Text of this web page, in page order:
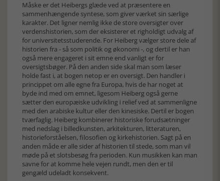
Måske er det Heibergs glæde ved at præsentere en
sammenhængende syntese, som giver værket sin særlige
karakter. Det ligner nemlig ikke de store oversigter over
verdenshistorien, som der eksisterer et righoldigt udvalg af
for universitetsstuderende. For Heiberg vælger store dele af
historien fra - så som politik og økonomi -, og dertil er han
også mere engageret i sit emne end vanligt er for
oversigtsbøger. På den anden side skal man som læser
holde fast i, at bogen netop er en oversigt. Den handler i
princippet om alle egne fra Europa, hvis de har noget at
byde ind med om emnet, ligesom Heiberg også gerne
sætter den europæiske udvikling i relief ved at sammenligne
med den arabiske kultur eller den kinesiske. Dertil er bogen
tværfaglig. Heiberg kombinerer historiske forudsætninger
med nedslag i billedkunsten, arkitekturen, litteraturen,
historieforståelsen, filosofien og kirkehistorien. Sagt på en
anden måde er alle sider af historien til stede, som man vil
møde på et slotsbesøg fra perioden. Kun musikken kan man
savne for at komme hele vejen rundt, men den er til
gengæld udeladt konsekvent.